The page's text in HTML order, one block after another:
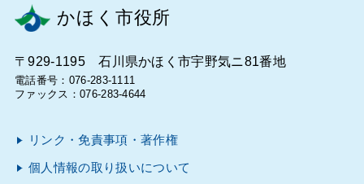
かほく市役所
〒929-1195 石川県かほく市宇野気ニ81番地
電話番号：076-283-1111
ファックス：076-283-4644
リンク・免責事項・著作権
個人情報の取り扱いについて